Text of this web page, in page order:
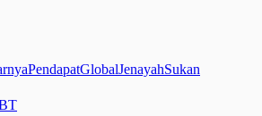
PendapatGlobalJenayahSukan